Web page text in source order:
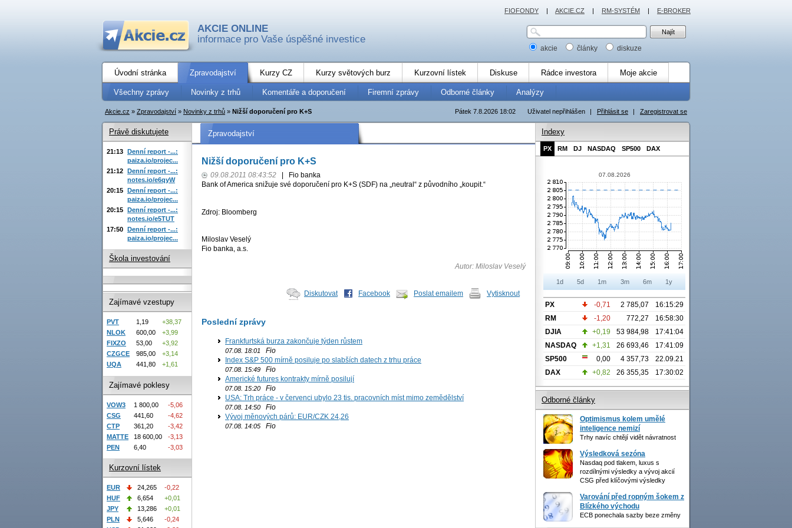
AKCIE ONLINE
informace pro Vaše úspěšné investice
akcie články diskuze
Úvodní stránka Zpravodajství Kurzy CZ Kurzy světových burz Kurzovní lístek Diskuse Rádce investora Moje akcie
Všechny zprávy Novinky z trhů Komentáře a doporučení Firemní zprávy Odborné články Analýzy
Uživatel nepřihlášen | Přihlásit se | Zaregistrovat se
Pátek 7.8.2026 18:02
Akcie.cz » Zpravodajství » Novinky z trhů » Nižší doporučení pro K+S
Zpravodajství
Nižší doporučení pro K+S
09.08.2011 08:43:52
Fio banka
Bank of America snižuje své doporučení pro K+S (SDF) na „neutral“ z původního „koupit.“
Zdroj: Bloomberg
Miloslav Veselý
Fio banka, a.s.
Autor: Miloslav Veselý
Diskutovat Facebook Poslat emailem Vytisknout
Poslední zprávy
Frankfurtská burza zakončuje týden růstem
07.08. 18:01
Fio
Index S&P 500 mírně posiluje po slabších datech z trhu práce
07.08. 15:49 Fio
Americké futures kontrakty mírně posilují
07.08. 15:20 Fio
USA: Trh práce - v červenci ubylo 23 tis. pracovních míst mimo zemědělství
07.08. 14:50 Fio
Vývoj měnových párů: EUR/CZK 24,26
07.08. 14:05 Fio
Právě diskutujete
21:13 Denní report -...:
paiza.io/projec...
21:12 Denní report -...:
notes.io/e6qyW
20:15 Denní report -...:
paiza.io/projec...
20:15 Denní report -...:
notes.io/e5TUT
17:50 Denní report -...:
paiza.io/projec...
Škola investování
Zajímavé vzestupy
PVT 1,19
+38,37
NLOK
600,00
+3,99
FIXZO
53,00
+3,92
CZGCE
985,00
+3,14
UQA
441,80 +1,61
Zajímavé poklesy
VOW3 1 800,00
-5,06
CSG
441,60
-4,62
CTP
361,20
-3,42
MATTE
18 600,00
-3,13
PEN
6,40 -3,03
Kurzovní lístek
EUR 24,265
-0,22
HUF
6,654
+0,01
JPY
13,286
+0,01
PLN
5,646
-0,24
Indexy
PX RM DJ NASDAQ SP500 DAX
07.08.2026
1d 5d 1m 3m 6m 1y
PX -0,71 2 785,07
16:15:29
RM
-1,20 772,27
16:58:30
DJIA
+0,19 53 984,98
17:41:04
NASDAQ
+1,31 26 693,46
17:41:09
SP500
0,00 4 357,73
22.09.21
DAX
+0,82 26 355,35 17:30:02
Odborné články
Optimismus kolem umělé
inteligence nemizí
Trhy navíc chtějí vidět návratnost
Výsledková sezóna
Nasdaq pod tlakem, luxus s
rozdílnými výsledky a vývoj akcií
CSG před klíčovými výsledky
Varování před ropným šokem z
Blízkého východu
ECB ponechala sazby beze změny
FIOFONDY | AKCIE.CZ | RM-SYSTÉM | E-BROKER